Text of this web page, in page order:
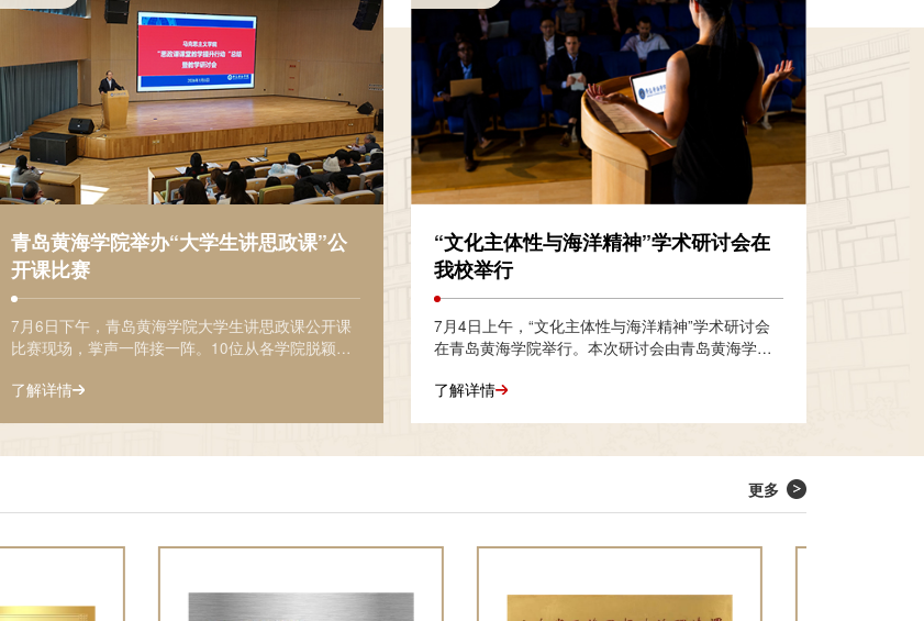
青岛黄海学院举办“大学生讲思政课”公
开课比赛
7月6日下午，青岛黄海学院大学生讲思政课公开课
比赛现场，掌声一阵接一阵。10位从各学院脱颖而
听众，而是手握麦克风的主讲人。作为青岛黄海学
现场展示三个阶段，最终10位选手站上了决赛讲
了解详情
“文化主体性与海洋精神”学术研讨会在
我校举行
7月4日上午，“文化主体性与海洋精神”学术研讨会
在青岛黄海学院举行。本次研讨会由青岛黄海学院
新发展研究会、青岛黄海学院马克思主义中国化时
建构、中华海洋精神传承、海洋红色文化育人等前
了解详情
更多